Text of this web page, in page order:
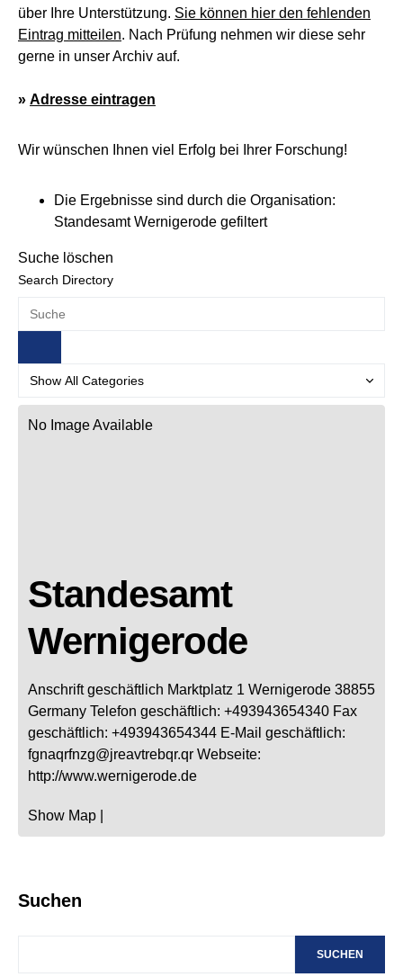
über Ihre Unterstützung. Sie können hier den fehlenden
Eintrag mitteilen. Nach Prüfung nehmen wir diese sehr
gerne in unser Archiv auf.
» Adresse eintragen
Wir wünschen Ihnen viel Erfolg bei Ihrer Forschung!
Die Ergebnisse sind durch die Organisation:
Standesamt Wernigerode gefiltert
Suche löschen
Search Directory
No Image Available
Standesamt
Wernigerode
Anschrift geschäftlich Marktplatz 1 Wernigerode 38855
Germany Telefon geschäftlich: +493943654340 Fax
geschäftlich: +493943654344 E-Mail geschäftlich:
fgnaqrfnzg@jreavtrebqr.qr Webseite:
http://www.wernigerode.de
Show Map
Suchen
SUCHEN